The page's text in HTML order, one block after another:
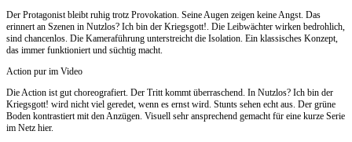
Der Protagonist bleibt ruhig trotz Provokation. Seine Augen zeigen keine Angst. Das
erinnert an Szenen in Nutzlos? Ich bin der Kriegsgott!. Die Leibwächter wirken bedrohlich,
sind chancenlos. Die Kameraführung unterstreicht die Isolation. Ein klassisches Konzept,
das immer funktioniert und süchtig macht.
Action pur im Video
Die Action ist gut choreografiert. Der Tritt kommt überraschend. In Nutzlos? Ich bin der
Kriegsgott! wird nicht viel geredet, wenn es ernst wird. Stunts sehen echt aus. Der grüne
Boden kontrastiert mit den Anzügen. Visuell sehr ansprechend gemacht für eine kurze Serie
im Netz hier.